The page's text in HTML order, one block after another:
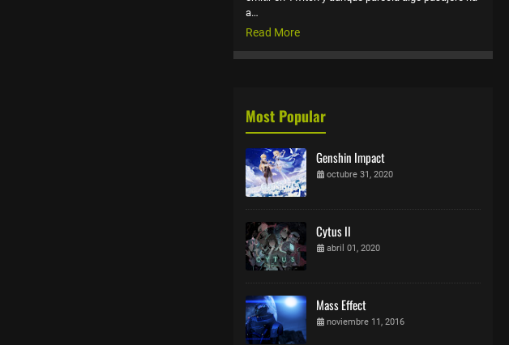
a…
Read More
Most Popular
Genshin Impact
octubre 31, 2020
Cytus II
abril 01, 2020
Mass Effect
noviembre 11, 2016